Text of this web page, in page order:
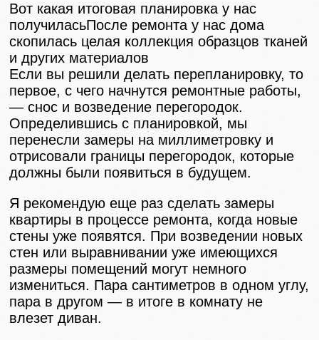
Вот какая итоговая планировка у нас
получиласьПосле ремонта у нас дома
скопилась целая коллекция образцов тканей
и других материалов
Если вы решили делать перепланировку, то
первое, с чего начнутся ремонтные работы,
— снос и возведение перегородок.
Определившись с планировкой, мы
перенесли замеры на миллиметровку и
отрисовали границы перегородок, которые
должны были появиться в будущем.
Я рекомендую еще раз сделать замеры
квартиры в процессе ремонта, когда новые
стены уже появятся. При возведении новых
стен или выравнивании уже имеющихся
размеры помещений могут немного
измениться. Пара сантиметров в одном углу,
пара в другом — в итоге в комнату не
влезет диван.